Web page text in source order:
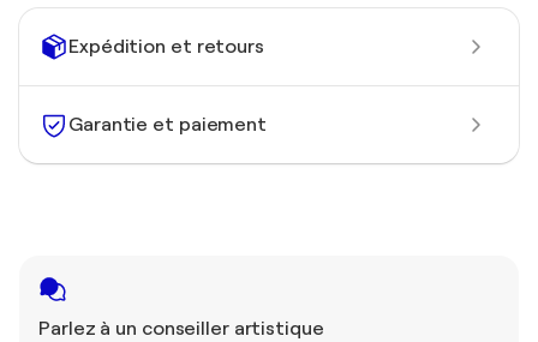
Expédition et retours
Garantie et paiement
Parlez à un conseiller artistique